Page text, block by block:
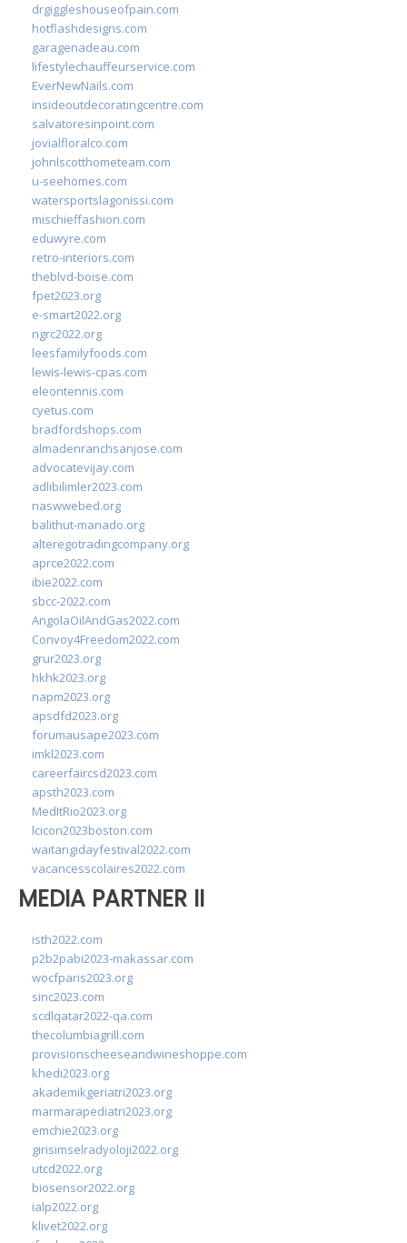
drgiggleshouseofpain.com
hotflashdesigns.com
garagenadeau.com
lifestylechauffeurservice.com
EverNewNails.com
insideoutdecoratingcentre.com
salvatoresinpoint.com
jovialfloralco.com
johnlscotthometeam.com
u-seehomes.com
watersportslagonissi.com
mischieffashion.com
eduwyre.com
retro-interiors.com
theblvd-boise.com
fpet2023.org
e-smart2022.org
ngrc2022.org
leesfamilyfoods.com
lewis-lewis-cpas.com
eleontennis.com
cyetus.com
bradfordshops.com
almadenranchsanjose.com
advocatevijay.com
adlibilimler2023.com
naswwebed.org
balithut-manado.org
alteregotradingcompany.org
aprce2022.com
ibie2022.com
sbcc-2022.com
AngolaOilAndGas2022.com
Convoy4Freedom2022.com
grur2023.org
hkhk2023.org
napm2023.org
apsdfd2023.org
forumausape2023.com
imkl2023.com
careerfaircsd2023.com
apsth2023.com
MedItRio2023.org
lcicon2023boston.com
waitangidayfestival2022.com
vacancesscolaires2022.com
MEDIA PARTNER II
isth2022.com
p2b2pabi2023-makassar.com
wocfparis2023.org
sinc2023.com
scdlqatar2022-qa.com
thecolumbiagrill.com
provisionscheeseandwineshoppe.com
khedi2023.org
akademikgeriatri2023.org
marmarapediatri2023.org
emchie2023.org
girisimselradyoloji2022.org
utcd2022.org
biosensor2022.org
ialp2022.org
klivet2022.org